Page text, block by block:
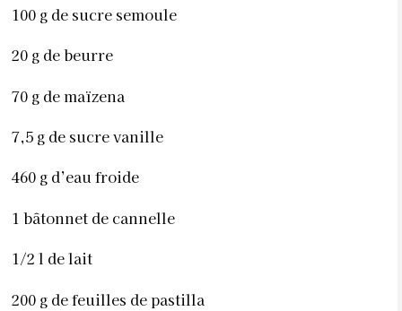
100 g de sucre semoule
20 g de beurre
70 g de maïzena
7,5 g de sucre vanille
460 g d’eau froide
1 bâtonnet de cannelle
1/2 l de lait
200 g de feuilles de pastilla